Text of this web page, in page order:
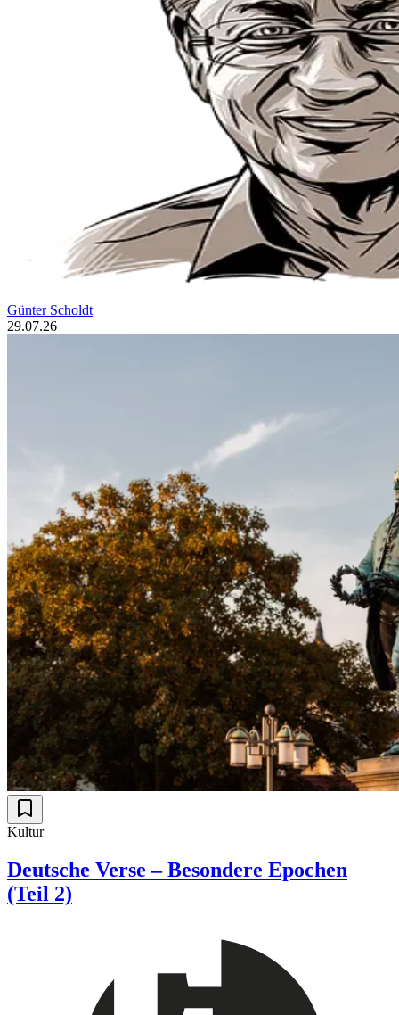
Günter Scholdt
29.07.26
Kultur
Deutsche Verse – Besondere Epochen
(Teil 2)